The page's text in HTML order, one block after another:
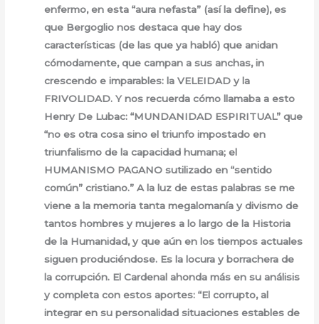
enfermo, en esta “aura nefasta” (así la define), es
que Bergoglio nos destaca que hay dos
características (de las que ya habló) que anidan
cómodamente, que campan a sus anchas, in
crescendo e imparables: la VELEIDAD y la
FRIVOLIDAD. Y nos recuerda cómo llamaba a esto
Henry De Lubac: “MUNDANIDAD ESPIRITUAL” que
“no es otra cosa sino el triunfo impostado en
triunfalismo de la capacidad humana; el
HUMANISMO PAGANO sutilizado en “sentido
común” cristiano.” A la luz de estas palabras se me
viene a la memoria tanta megalomanía y divismo de
tantos hombres y mujeres a lo largo de la Historia
de la Humanidad, y que aún en los tiempos actuales
siguen produciéndose. Es la locura y borrachera de
la corrupción. El Cardenal ahonda más en su análisis
y completa con estos aportes: “El corrupto, al
integrar en su personalidad situaciones estables de